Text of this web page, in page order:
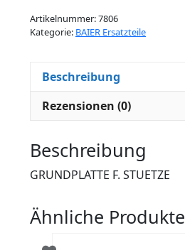
Artikelnummer:7806
Kategorie: BAIER Ersatzteile
Beschreibung
Rezensionen (0)
Beschreibung
GRUNDPLATTE F. STUETZE
Ähnliche Produkte